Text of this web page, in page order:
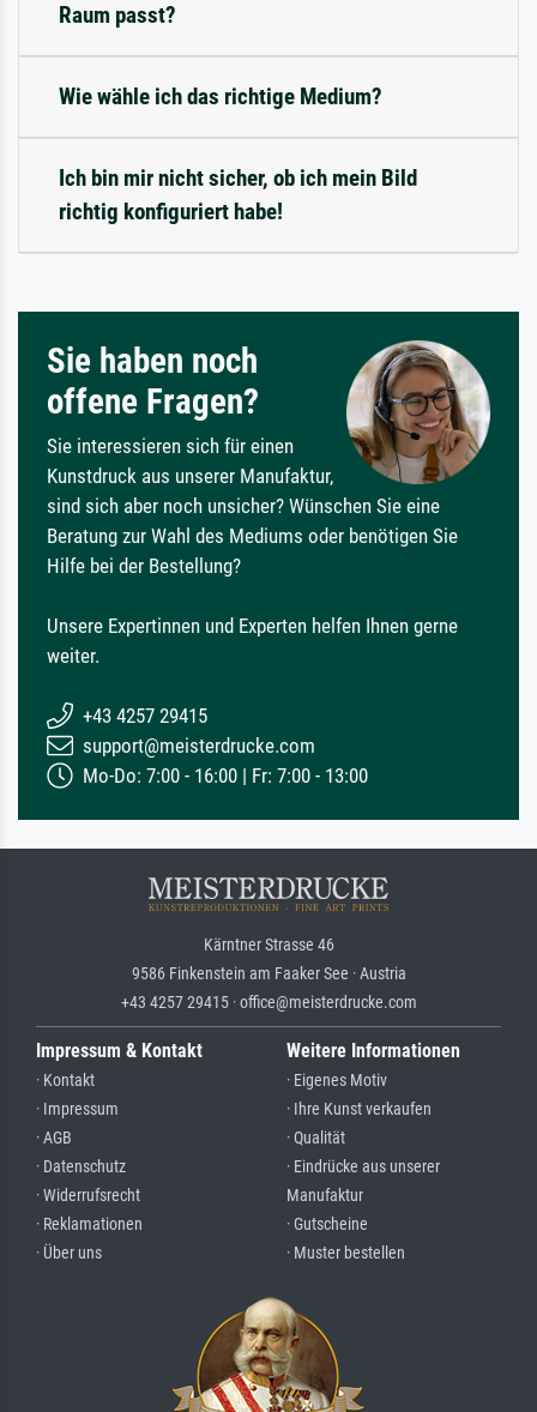
Raum passt?
Wie wähle ich das richtige Medium?
Ich bin mir nicht sicher, ob ich mein Bild
richtig konfiguriert habe!
Sie haben noch
offene Fragen?
Sie interessieren sich für einen
Kunstdruck aus unserer Manufaktur,
sind sich aber noch unsicher? Wünschen Sie eine
Beratung zur Wahl des Mediums oder benötigen Sie
Hilfe bei der Bestellung?
Unsere Expertinnen und Experten helfen Ihnen gerne
weiter.
+43 4257 29415
support@meisterdrucke.com
Mo-Do: 7:00 - 16:00 | Fr: 7:00 - 13:00
Kärntner Strasse 46
9586 Finkenstein am Faaker See · Austria
+43 4257 29415 · office@meisterdrucke.com
Impressum & Kontakt
· Kontakt
· Impressum
· AGB
· Datenschutz
· Widerrufsrecht
· Reklamationen
· Über uns
Weitere Informationen
· Eigenes Motiv
· Ihre Kunst verkaufen
· Qualität
· Eindrücke aus unserer
Manufaktur
· Gutscheine
· Muster bestellen